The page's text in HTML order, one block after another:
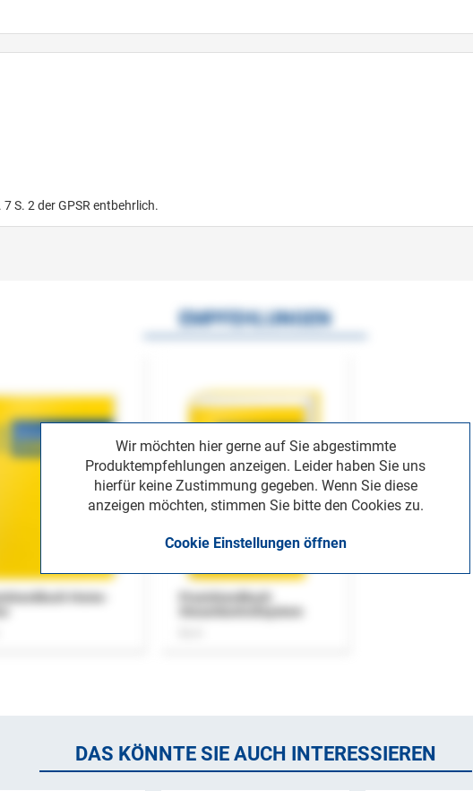
S. 2 der GPSR entbehrlich.
Wir möchten hier gerne auf Sie abgestimmte
Produktempfehlungen anzeigen. Leider haben Sie uns
hierfür keine Zustimmung gegeben. Wenn Sie diese
anzeigen möchten, stimmen Sie bitte den Cookies zu.
Cookie Einstellungen öffnen
EMPFEHLUNGEN
Home-
Praxishandbuch
DAS KÖNNTE SIE AUCH INTERESSIEREN